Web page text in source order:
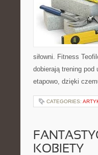
siłowni. Fitness
dobierają trening
etapowo, dzięki
CATEGORIES:
KOBIETY